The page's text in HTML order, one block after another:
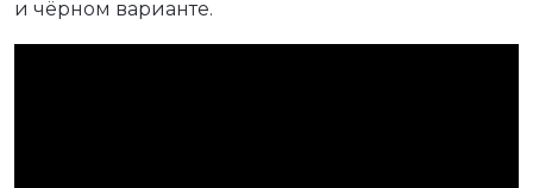
и чёрном варианте.